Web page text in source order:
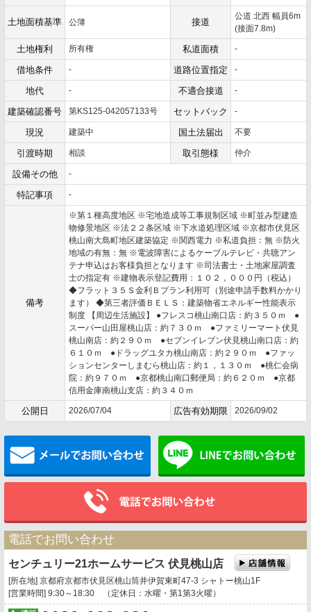
土地面積基準 公簿 接道
公道 北西 幅員6m
(接面7.8m)
土地権利 所有権 私道面積 -
借地条件 - 道路位置指定 -
地代 - 不適合接道 -
建築確認番号 第KS125-042057133号 セットバック -
現況 建築中 国土法届出 不要
引渡時期 相談 取引態様 仲介
設備その他 -
特記事項 -
備考
※第１種高度地区 ※宅地造成等工事規制区域 ※町並み型建造
物修景地区 ※法２２条区域 ※下水道処理区域 ※京都市伏見区
桃山南大島町地区建築協定 ※関西電力 ※私道負担：無 ※防火
地域の有無：無 ※電波障害によるケーブルテレビ・共聴アン
テナ申込はお客様負担となります ※司法書士・土地家屋調査
士の指定有 ※建物表示登記費用：１０２，０００円（税込）
◆フラット３５Ｓ金利Ｂプラン利用可（別途申請手数料かかり
ます） ◆第三者評価ＢＥＬＳ：建築物省エネルギー性能表示
制度 【周辺生活施設】 ●フレスコ桃山南口店：約３５０ｍ ●
スーパー山田屋桃山店：約７３０ｍ ●ファミリーマート伏見
桃山南店：約２９０ｍ ●セブンイレブン伏見桃山南口店：約
６１０ｍ ●ドラッグユタカ桃山南店：約２９０ｍ ●ファッ
ションセンターしまむら桃山店：約１，１３０ｍ ●桃仁会病
院：約９７０ｍ ●京都桃山南口郵便局：約６２０ｍ ●京都
信用金庫南桃山支店：約３４０ｍ
公開日 2026/07/04 広告有効期限 2026/09/02
メールでお問い合わせ
電話でお問い合わせ
センチュリー21ホームサービス 伏見桃山店
[所在地] 京都府京都市伏見区桃山筒井伊賀東町47-3 シャトー桃山1F
[営業時間] 9:30～18:30 （定休日：水曜・第1第3火曜）